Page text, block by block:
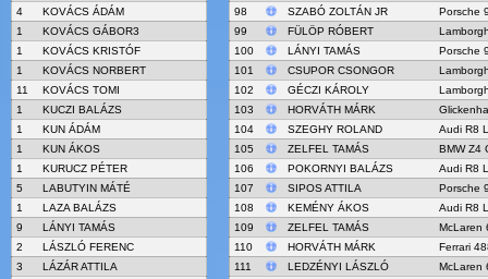
4
KOVÁCS ÁDÁM
1
KOVÁCS GÁBOR3
1
KOVÁCS KRISTÓF
1
KOVÁCS NORBERT
11
KOVÁCS TOMI
1
KUCZI BALÁZS
1
KUN ÁDÁM
1
KUN ÁKOS
1
KURUCZ PÉTER
5
LABUTYIN MÁTÉ
1
LAZA BALÁZS
9
LÁNYI TAMÁS
2
LÁSZLÓ FERENC
3
LÁZÁR ATTILA
98
SZABÓ ZOLTÁN JR
Porsche
99
FÜLÖP RÓBERT
100
LÁNYI TAMÁS
Porsche
101
CSUPOR CSONGOR
102
GÉCZI KÁROLY
103
HORVÁTH MÁRK
104
SZEGHY ROLAND
Audi R8
105
ZELFEL TAMÁS
BMW Z4
106
POKORNYI BALÁZS
Audi R8
107
SIPOS ATTILA
Porsche
108
KEMÉNY ÁKOS
Audi R8
109
ZELFEL TAMÁS
McLaren
110
HORVÁTH MÁRK
Ferrari
111
LEDZÉNYI LÁSZLÓ
McLaren